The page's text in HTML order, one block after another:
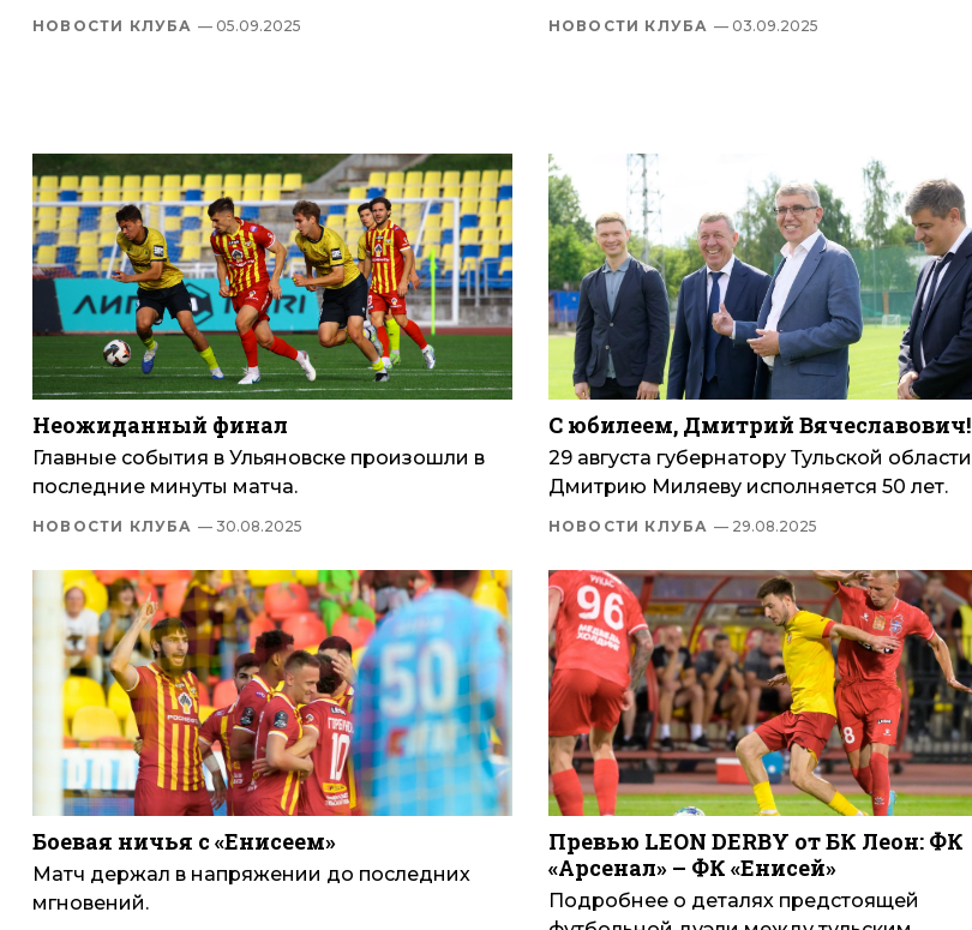
НОВОСТИ КЛУБА — 05.09.2025 НОВОСТИ КЛУБА — 03.09.2025
Неожиданный финал
Главные события в Ульяновске произошли в
последние минуты матча.
НОВОСТИ КЛУБА — 30.08.2025
С юбилеем, Дмитрий Вячеславович!
29 августа губернатору Тульской области
Дмитрию Миляеву исполняется 50 лет.
НОВОСТИ КЛУБА — 29.08.2025
Боевая ничья с «Енисеем»
Матч держал в напряжении до последних
мгновений.
Превью LEON DERBY от БК Леон: ФК
«Арсенал» – ФК «Енисей»
Подробнее о деталях предстоящей